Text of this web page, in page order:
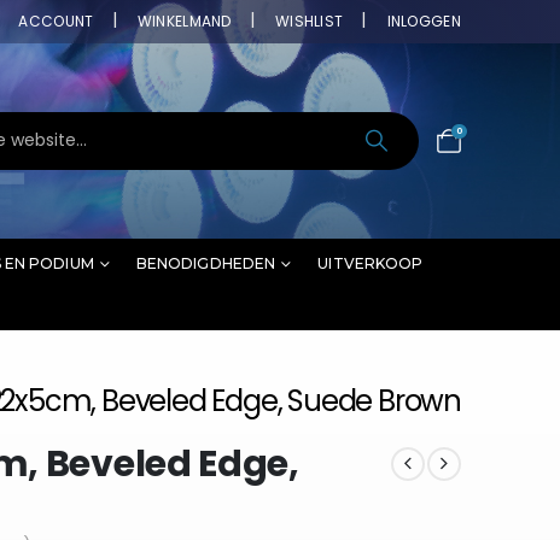
ACCOUNT WINKELMAND WISHLIST INLOGGEN
0
EN PODIUM BENODIGDHEDEN UITVERKOOP
Beveled Edge, Suede Brown
Beveled Edge,